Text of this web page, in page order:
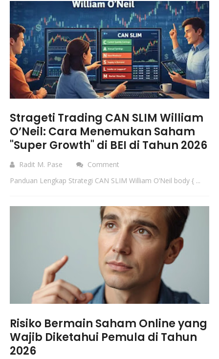
Strageti Trading CAN SLIM William
O’Neil: Cara Menemukan Saham
"Super Growth" di BEI di Tahun 2026
Radit M. Pase
Comment
Panduan Lengkap Strategi CAN SLIM William O’Neil body { ...
Risiko Bermain Saham Online yang
Wajib Diketahui Pemula di Tahun
2026